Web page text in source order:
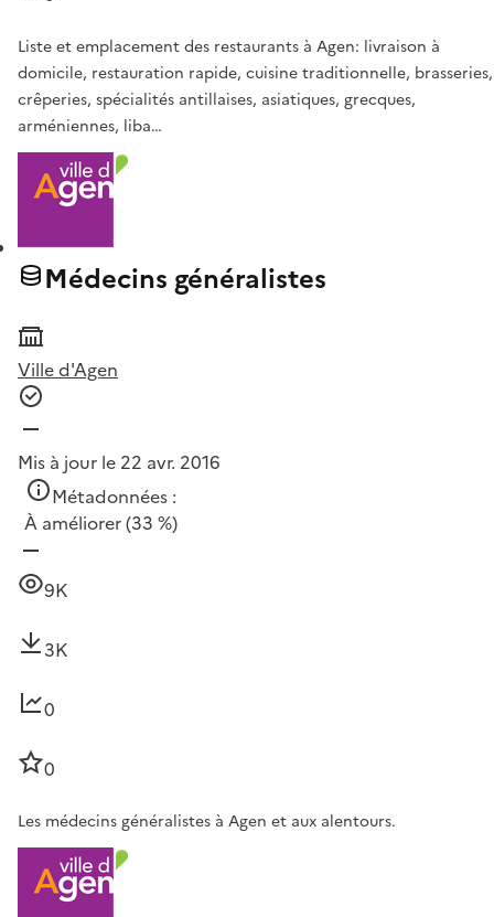
Liste et emplacement des restaurants à Agen: livraison à
domicile, restauration rapide, cuisine traditionnelle, brasseries,
crêperies, spécialités antillaises, asiatiques, grecques,
arméniennes, liba…
Médecins généralistes
Ville d'Agen
Mis à jour le 22 avr. 2016
Métadonnées :
À améliorer(33 %)
9K
3K
0
0
Les médecins généralistes à Agen et aux alentours.